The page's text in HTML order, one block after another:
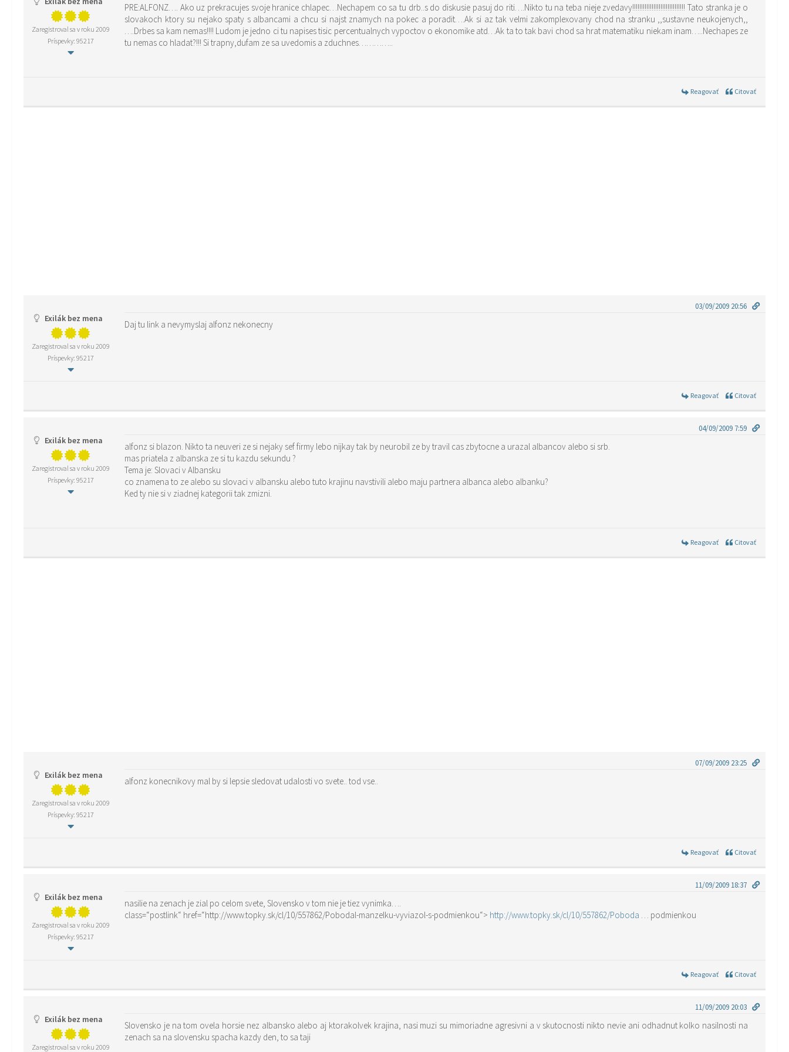
Zaregistroval sa v roku 2009
Príspevky: 95217
PRE:ALFONZ…. Ako uz prekracujes svoje hranice chlapec…Nechapem co sa tu drb..s do diskusie pasuj do riti….Nikto tu na teba nieje zvedavy!!!!!!!!!!!!!!!!!!!!!!!!!!!!!! Tato stranka je o
slovakoch ktory su nejako spaty s albancami a chcu si najst znamych na pokec a poradit….Ak si az tak velmi zakomplexovany chod na stranku ,,sustavne neukojenych,,
….Drbes sa kam nemas!!!! Ludom je jedno ci tu napises tisic percentualnych vypoctov o ekonomike atd…Ak ta to tak bavi chod sa hrat matematiku niekam inam…..Nechapes ze
tu nemas co hladat?!!! Si trapny,dufam ze sa uvedomis a zduchnes…………..
Reagovať Citovať
Exilák bez mena
Zaregistroval sa v roku 2009
Príspevky: 95217
03/09/2009 20:56
Daj tu link a nevymyslaj alfonz nekonecny
Reagovať Citovať
Exilák bez mena
Zaregistroval sa v roku 2009
Príspevky: 95217
04/09/2009 7:59
alfonz si blazon. Nikto ta neuveri ze si nejaky sef firmy lebo nijkay tak by neurobil ze by travil cas zbytocne a urazal albancov alebo si srb.
mas priatela z albanska ze si tu kazdu sekundu ?
Tema je: Slovaci v Albansku
co znamena to ze alebo su slovaci v albansku alebo tuto krajinu navstivili alebo maju partnera albanca alebo albanku?
Ked ty nie si v ziadnej kategorii tak zmizni.
Reagovať Citovať
Exilák bez mena
Zaregistroval sa v roku 2009
Príspevky: 95217
07/09/2009 23:25
alfonz konecnikovy mal by si lepsie sledovat udalosti vo svete.. tod vse..
Reagovať Citovať
Exilák bez mena
Zaregistroval sa v roku 2009
Príspevky: 95217
11/09/2009 18:37
nasilie na zenach je zial po celom svete, Slovensko v tom nie je tiez vynimka….
class=“postlink“ href=“http://www.topky.sk/cl/10/557862/Pobodal-manzelku-vyviazol-s-podmienkou“> http://www.topky.sk/cl/10/557862/Poboda … podmienkou
Reagovať Citovať
Exilák bez mena
Zaregistroval sa v roku 2009
11/09/2009 20:03
Slovensko je na tom ovela horsie nez albansko alebo aj ktorakolvek krajina, nasi muzi su mimoriadne agresivni a v skutocnosti nikto nevie ani odhadnut kolko nasilnosti na
zenach sa na slovensku spacha kazdy den, to sa taji